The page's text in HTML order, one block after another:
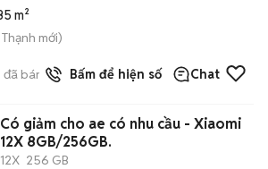
m²
Thạnh mới)
đã bán Bấm để hiện số Chat
Có giảm cho ae có nhu cầu - Xiaomi
12X 8GB/256GB.
12X 256 GB